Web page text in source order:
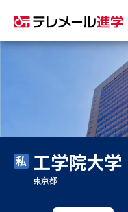
資料
大学・短大の資料種類
大学パンフ
集要項＆願書
工学院大学
東京都